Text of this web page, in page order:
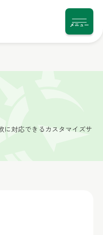
メニュー
に対応できるカスタマイズサ